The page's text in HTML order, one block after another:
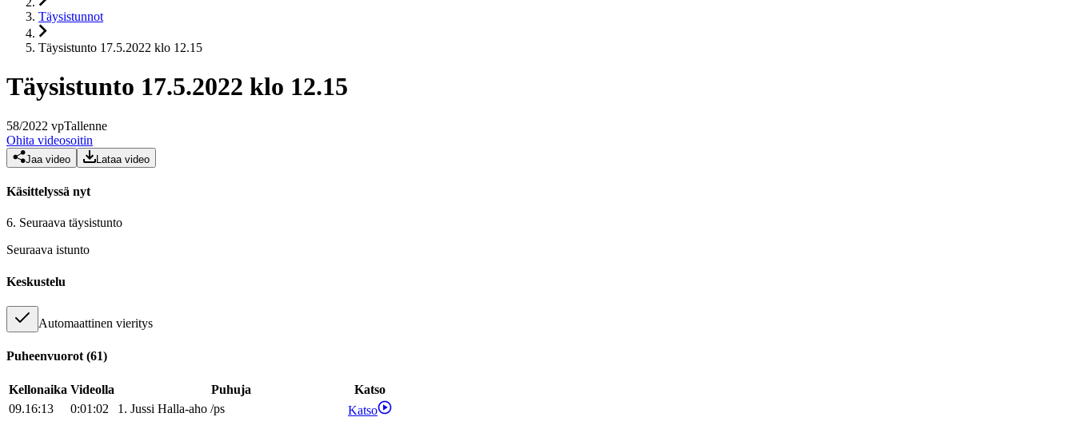
Täysistunnot
Täysistunto 17.5.2022 klo 12.15
Täysistunto 17.5.2022 klo 12.15
58/2022 vpTallenne
Ohita videosoitin
Jaa video Lataa video
Käsittelyssä nyt
6. Seuraava täysistunto
Seuraava istunto
Keskustelu
Automaattinen vieritys
Puheenvuorot (61)
Kellonaika Videolla Puhuja
Katso
09.16:13
0:01:02 1. Jussi Halla-aho /ps
Katso